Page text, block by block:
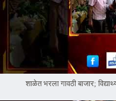
शाळेत भरला गावठी बाजार;